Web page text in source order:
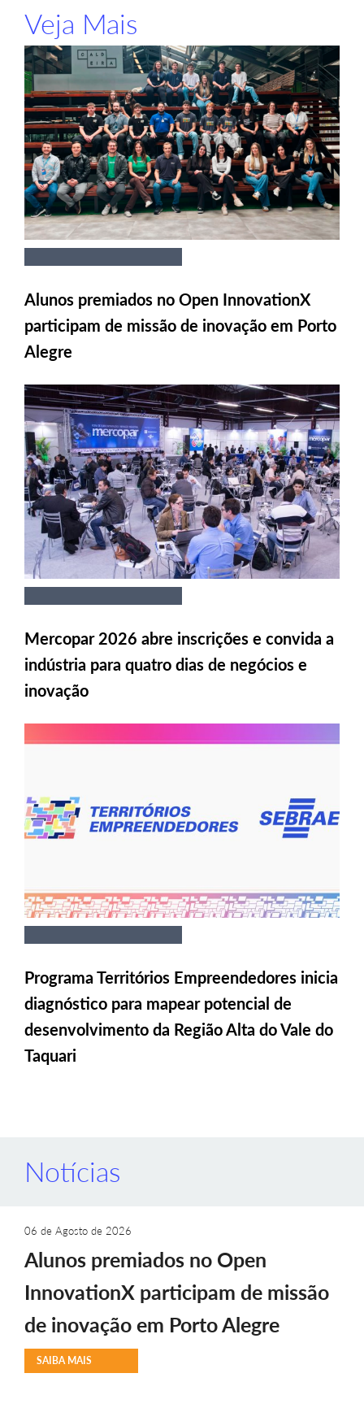
Veja Mais
Alunos premiados no Open InnovationX
participam de missão de inovação em Porto
Alegre
Mercopar 2026 abre inscrições e convida a
indústria para quatro dias de negócios e
inovação
Programa Territórios Empreendedores inicia
diagnóstico para mapear potencial de
desenvolvimento da Região Alta do Vale do
Taquari
Notícias
06 de Agosto de 2026
Alunos premiados no Open
InnovationX participam de missão
de inovação em Porto Alegre
SAIBA MAIS